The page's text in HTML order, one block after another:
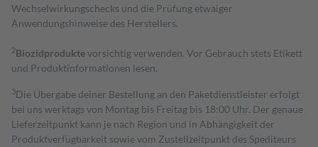
Wechselwirkungschecks und die Prüfung etwaiger
Anwendungshinweise des Herstellers.
2Biozidproduktevorsichtig verwenden. Vor Gebrauch stets Etikett
und Produktinformationen lesen.
3Die Übergabe deiner Bestellung an den Paketdienstleister erfolgt
bei uns werktags von Montag bis Freitag bis 18:00 Uhr. Der genaue
Lieferzeitpunkt kann je nach Region und in Abhängigkeit der
Produktverfügbarkeit sowie vom Zustellzeitpunkt des Spediteurs